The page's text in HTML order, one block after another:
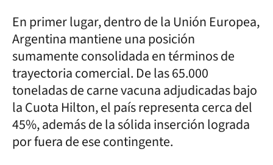
En primer lugar, dentro de la Unión Europea,
Argentina mantiene una posición
sumamente consolidada en términos de
trayectoria comercial. De las 65.000
toneladas de carne vacuna adjudicadas bajo
la Cuota Hilton, el país representa cerca del
45%, además de la sólida inserción lograda
por fuera de ese contingente.